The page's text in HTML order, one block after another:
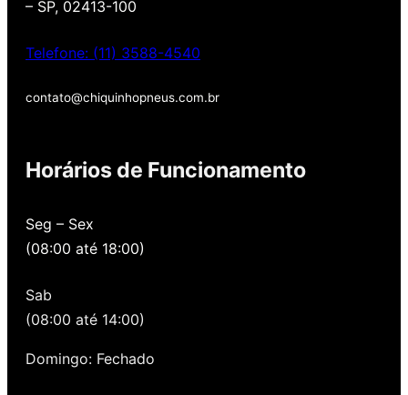
Padrão Europeu de
Temos uma loja novinha, com os melhores
oferecemos revisão, balanceamento e
nossa loja possui grande parceria com a
– SP, 02413-100
Telefone: (11) 3588-4540
contato@chiquinhopneus.com.br
Horários de Funcionamento
Seg – Sex
(08:00 até 18:00)
Sab
(08:00 até 14:00)
Domingo: Fechado